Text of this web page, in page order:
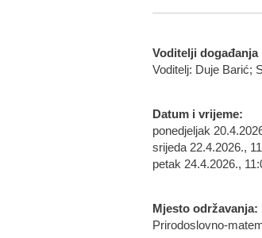
Voditelji događanja
Voditelj: Duje Barić;
Datum i vrijeme:
ponedjeljak
srijeda 22.4.2026.,
petak 24.4.2026.,
Mjesto održavanja:
Prirodoslovno-